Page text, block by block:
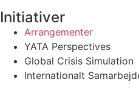
Initiativer
Arrangementer
YATA Perspectives
Global Crisis Simulation
Internationalt